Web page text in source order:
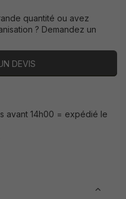
quantité ou avez
? Demandez un
DEVIS
avant 14h00 = expédié le